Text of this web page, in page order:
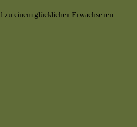
zu einem glücklichen Erwachsenen